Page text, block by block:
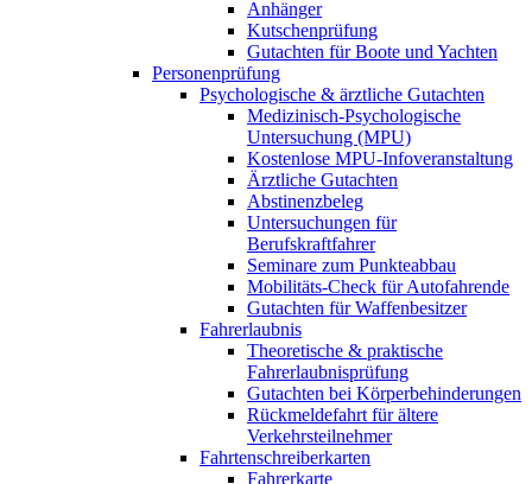
Anhänger
Kutschenprüfung
Gutachten für Boote und Yachten
Personenprüfung
Psychologische & ärztliche Gutachten
Medizinisch-Psychologische
Untersuchung (MPU)
Kostenlose MPU-Infoveranstaltung
Ärztliche Gutachten
Abstinenzbeleg
Untersuchungen für
Berufskraftfahrer
Seminare zum Punkteabbau
Mobilitäts-Check für Autofahrende
Gutachten für Waffenbesitzer
Fahrerlaubnis
Theoretische & praktische
Fahrerlaubnisprüfung
Gutachten bei Körperbehinderungen
Rückmeldefahrt für ältere
Verkehrsteilnehmer
Fahrtenschreiberkarten
Fahrerkarte